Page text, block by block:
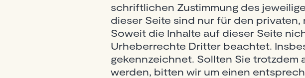
schriftlichen Zustimmung des
dieser Seite sind nur für den
Soweit die Inhalte auf dieser Seite
Urheberrechte Dritter beachtet.
gekennzeichnet. Sollten Sie
werden, bitten wir um einen